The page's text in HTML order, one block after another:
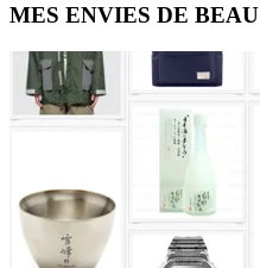
Primary
Sidebar
MES ENVIES DE BEAU